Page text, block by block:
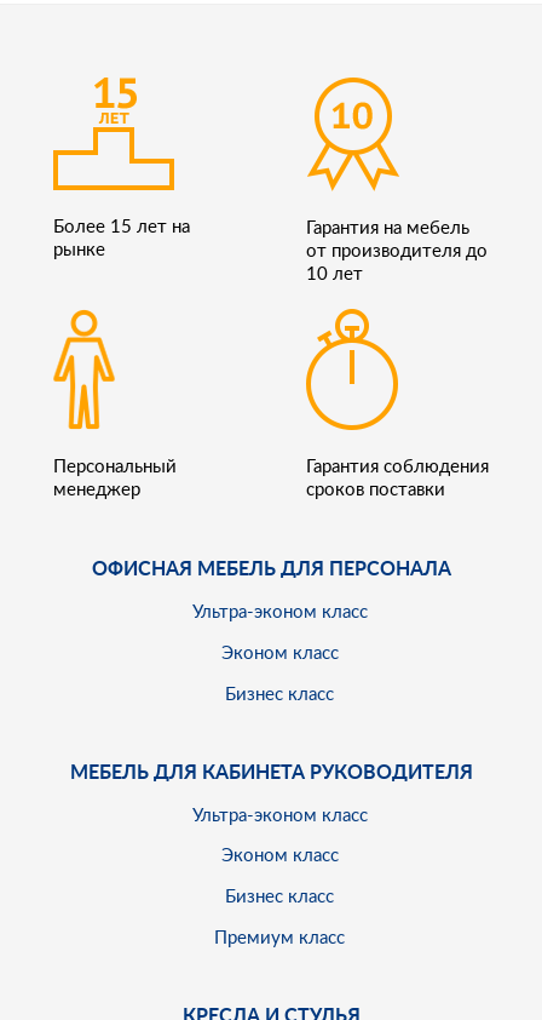
Более 15 лет на
рынке
Гарантия на мебель
от производителя до
10 лет
Персональный
менеджер
Гарантия соблюдения
сроков поставки
ОФИСНАЯ МЕБЕЛЬ ДЛЯ ПЕРСОНАЛА
Ультра-эконом класс
Эконом класс
Бизнес класс
МЕБЕЛЬ ДЛЯ КАБИНЕТА РУКОВОДИТЕЛЯ
Ультра-эконом класс
Эконом класс
Бизнес класс
Премиум класс